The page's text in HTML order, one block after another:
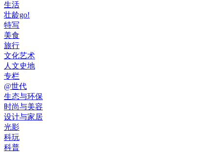
生活
壮龄go!
特写
美食
旅行
文化艺术
人文史地
专栏
@世代
生态与环保
时尚与美容
设计与家居
光影
科玩
科普